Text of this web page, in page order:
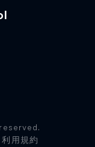
利用規約